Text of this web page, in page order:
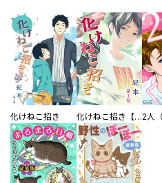
化けねこ招き 化けねこ招き【描きおろし付合冊版】